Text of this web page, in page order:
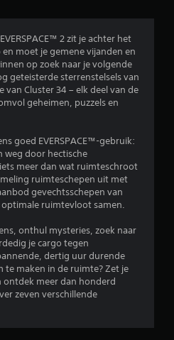
o
r
d
l
i
n
4
.
5
2 zit je achter het
moet je gemene vijanden en
op zoek naar je volgende
geteisterde sterrenstelsels van
van Cluster 34 – elk deel van de
geheimen, puzzels en
goed EVERSPACE™-gebruik:
weg door hectische
meer dan wat ruimteschroot
ruimteschepen uit met
gevechtsschepen van
optimale ruimtevloot samen.
onthul mysteries, zoek naar
je cargo tegen
dertig uur durende
te maken in de ruimte? Zet je
ontdek meer dan honderd
zeven verschillende